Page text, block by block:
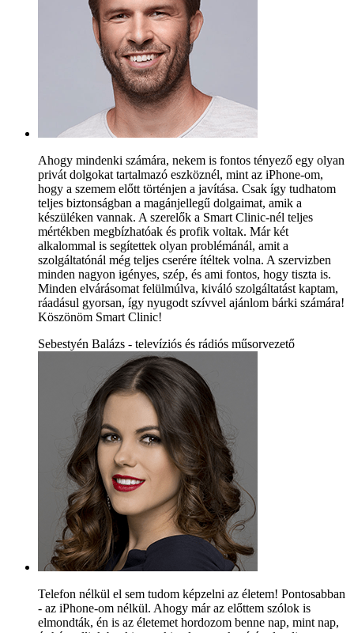
Ahogy mindenki számára, nekem is fontos tényező egy olyan
privát dolgokat tartalmazó eszköznél, mint az iPhone-om,
hogy a szemem előtt történjen a javítása. Csak így tudhatom
teljes biztonságban a magánjellegű dolgaimat, amik a
készüléken vannak. A szerelők a Smart Clinic-nél teljes
mértékben megbízhatóak és profik voltak. Már két
alkalommal is segítettek olyan problémánál, amit a
szolgáltatónál még teljes cserére ítéltek volna. A szervizben
minden nagyon igényes, szép, és ami fontos, hogy tiszta is.
Minden elvárásomat felülmúlva, kiváló szolgáltatást kaptam,
ráadásul gyorsan, így nyugodt szívvel ajánlom bárki számára!
Köszönöm Smart Clinic!
Sebestyén Balázs - televíziós és rádiós műsorvezető
Telefon nélkül el sem tudom képzelni az életem! Pontosabban
- az iPhone-om nélkül. Ahogy már az előttem szólok is
elmondták, én is az életemet hordozom benne nap, mint nap,